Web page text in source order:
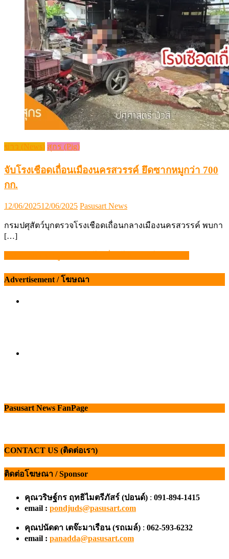
ข่าว (News) สุกร (Pig)
จับโรงเชือดเถื่อนเมืองนครสวรรค์ ยึดซากหมูกว่า 700
กก.
Posted
12/06/202512/06/2025 Author
Pasusart News
กรมปศุสัตว์บุกตรวจโรงเชือดเถื่อนกลางเมืองนครสวรรค์ พบกา
[…]
แนะแนว
เรื่อง
Advertisement / โฆษณา
Pasusart News FanPage
CONTACT US (ติดต่อเรา)
ติดต่อโฆษณา / Sponsor
คุณวริษฐ์กร ฤทธิไมตรีภัสร์ (ปอนด์) : 091-894-1415
email : pondjuds@pasusart.com
คุณปนัดดา เตจ๊ะมาเรือน (รถเมล์) : 062-593-6232
email : panadda@pasusart.com